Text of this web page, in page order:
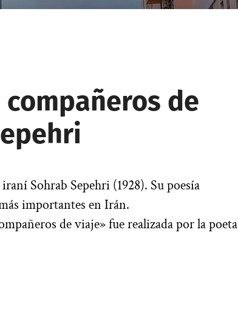
de
Sohrab Sepehri (1928). Su poesía
importantes en Irán.
de viaje» fue realizada por la poeta